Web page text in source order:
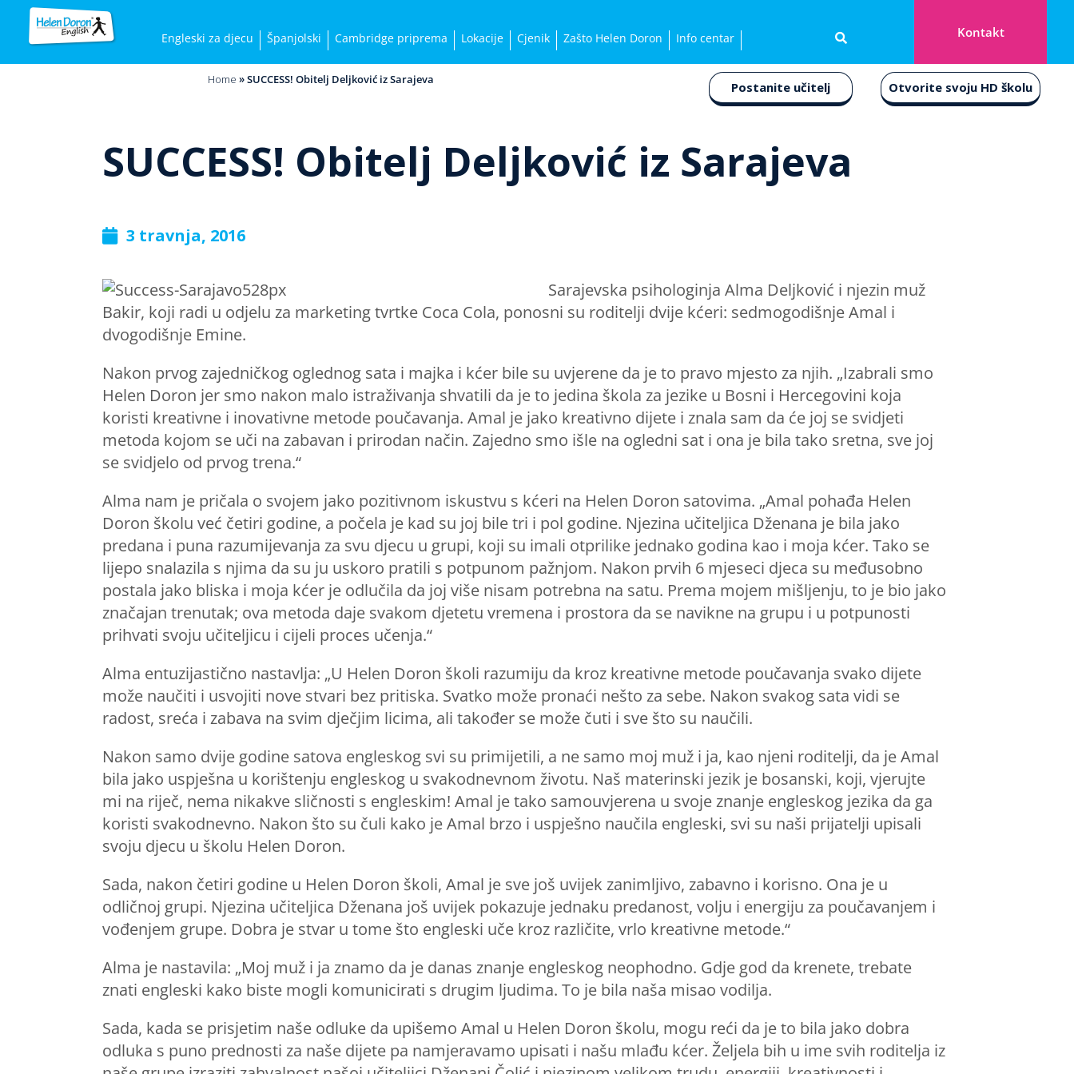
Engleski za djecu Španjolski Cambridge priprema Lokacije Cjenik Zašto Helen Doron Info centar Kontakt
Home »SUCCESS! Obitelj Deljković iz Sarajeva Postanite učitelj Otvorite svoju HD školu
SUCCESS! Obitelj Deljković iz Sarajeva
3 travnja, 2016
Sarajevska psihologinja Alma Deljković i njezin muž
Bakir, koji radi u odjelu za marketing tvrtke Coca Cola, ponosni su roditelji dvije kćeri: sedmogodišnje Amal i
dvogodišnje Emine.
Nakon prvog zajedničkog oglednog sata i majka i kćer bile su uvjerene da je to pravo mjesto za njih. „Izabrali smo
Helen Doron jer smo nakon malo istraživanja shvatili da je to jedina škola za jezike u Bosni i Hercegovini koja
koristi kreativne i inovativne metode poučavanja. Amal je jako kreativno dijete i znala sam da će joj se svidjeti
metoda kojom se uči na zabavan i prirodan način. Zajedno smo išle na ogledni sat i ona je bila tako sretna, sve joj
se svidjelo od prvog trena.“
Alma nam je pričala o svojem jako pozitivnom iskustvu s kćeri na Helen Doron satovima. „Amal pohađa Helen
Doron školu već četiri godine, a počela je kad su joj bile tri i pol godine. Njezina učiteljica Dženana je bila jako
predana i puna razumijevanja za svu djecu u grupi, koji su imali otprilike jednako godina kao i moja kćer. Tako se
lijepo snalazila s njima da su ju uskoro pratili s potpunom pažnjom. Nakon prvih 6 mjeseci djeca su međusobno
postala jako bliska i moja kćer je odlučila da joj više nisam potrebna na satu. Prema mojem mišljenju, to je bio jako
značajan trenutak; ova metoda daje svakom djetetu vremena i prostora da se navikne na grupu i u potpunosti
prihvati svoju učiteljicu i cijeli proces učenja.“
Alma entuzijastično nastavlja: „U Helen Doron školi razumiju da kroz kreativne metode poučavanja svako dijete
može naučiti i usvojiti nove stvari bez pritiska. Svatko može pronaći nešto za sebe. Nakon svakog sata vidi se
radost, sreća i zabava na svim dječjim licima, ali također se može čuti i sve što su naučili.
Nakon samo dvije godine satova engleskog svi su primijetili, a ne samo moj muž i ja, kao njeni roditelji, da je Amal
bila jako uspješna u korištenju engleskog u svakodnevnom životu. Naš materinski jezik je bosanski, koji, vjerujte
mi na riječ, nema nikakve sličnosti s engleskim! Amal je tako samouvjerena u svoje znanje engleskog jezika da ga
koristi svakodnevno. Nakon što su čuli kako je Amal brzo i uspješno naučila engleski, svi su naši prijatelji upisali
svoju djecu u školu Helen Doron.
Sada, nakon četiri godine u Helen Doron školi, Amal je sve još uvijek zanimljivo, zabavno i korisno. Ona je u
odličnoj grupi. Njezina učiteljica Dženana još uvijek pokazuje jednaku predanost, volju i energiju za poučavanjem i
vođenjem grupe. Dobra je stvar u tome što engleski uče kroz različite, vrlo kreativne metode.“
Alma je nastavila: „Moj muž i ja znamo da je danas znanje engleskog neophodno. Gdje god da krenete, trebate
znati engleski kako biste mogli komunicirati s drugim ljudima. To je bila naša misao vodilja.
Sada, kada se prisjetim naše odluke da upišemo Amal u Helen Doron školu, mogu reći da je to bila jako dobra
odluka s puno prednosti za naše dijete pa namjeravamo upisati i našu mlađu kćer. Željela bih u ime svih roditelja iz